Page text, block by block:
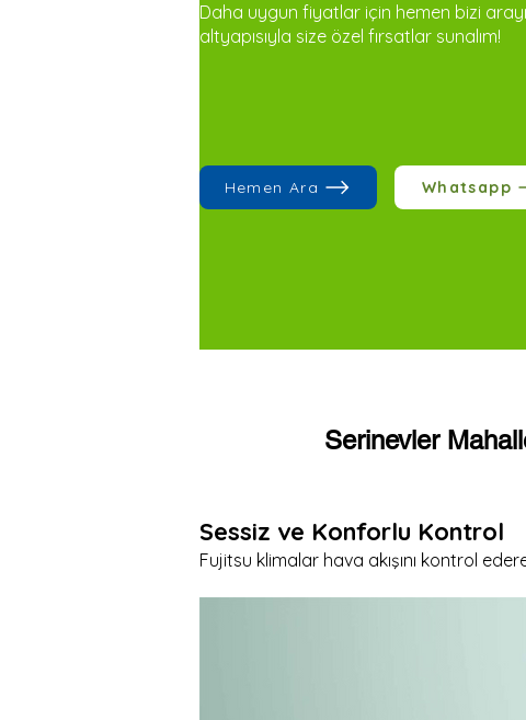
Daha uygun fiyatlar için hemen bizi
altyapısıyla size özel fırsatlar sunalım!
Hemen Ara Whatsapp
Serinevler
Sessiz ve Konforlu Kontrol
Fujitsu klimalar hava akışını kontrol